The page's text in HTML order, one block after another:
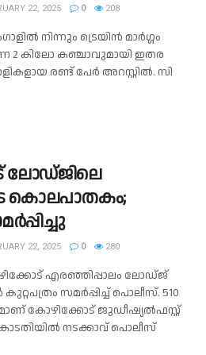
22, 2025 0 208
നിന്നും ട്രെയിൻ മാർഗ്ഗം
2 കിലോ കഞ്ചാവുമായി ഇതര
രണ്ട് പേര്‍ അറസ്റ്റിൽ. സി
ലോഡ്ജിലെ
22, 2025 0 280
എരഞ്ഞിപ്പാലം ലോഡ്ജ്
സമർപ്പിച്ച് പൊലീസ്. 510
കോഴിക്കോട് ജുഡീഷ്യൽഫസ്റ്റ്
നടക്കാവ് പൊലീസ്